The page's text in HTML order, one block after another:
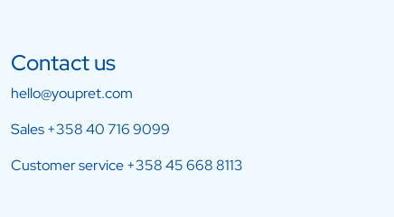
Contact us
hello@youpret.com
Sales+358 40 716 9099
Customer service+358 45 668 8113